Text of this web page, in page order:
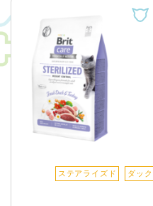
ステアライズド ダック